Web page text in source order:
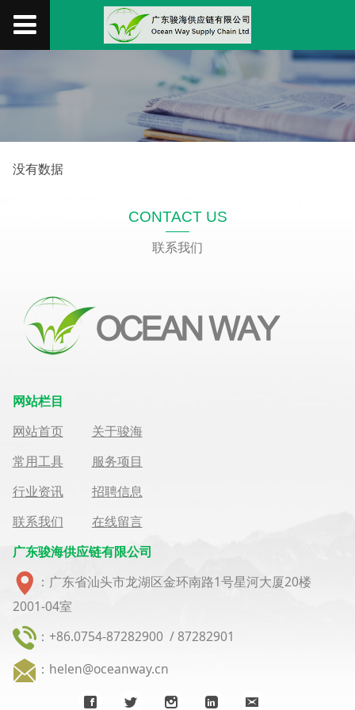
没有数据
CONTACT US
联系我们
网站栏目
网站首页
关于骏海
常用工具
服务项目
行业资讯
招聘信息
联系我们
在线留言
广东骏海供应链有限公司
：广东省汕头市龙湖区金环南路1号星河大厦20楼
2001-04室
：+86.0754-87282900 / 87282901
：helen@oceanway.cn